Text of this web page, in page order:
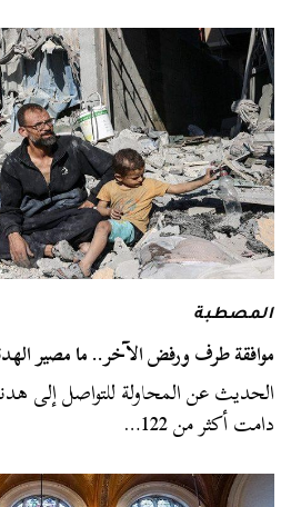
المصطبة
موافقة طرف ورفض الآخر.. ما مصير
الحديث عن المحاولة للتواصل إلى
دامت أكثر من 122…